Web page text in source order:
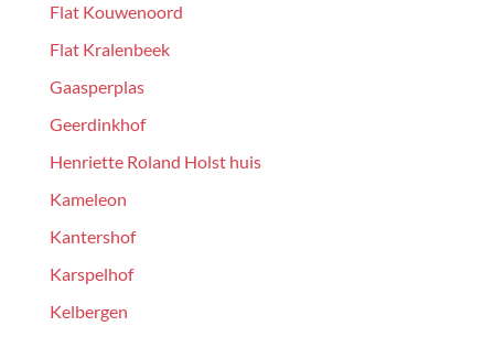
Flat Kouwenoord
Flat Kralenbeek
Gaasperplas
Geerdinkhof
Henriette Roland Holst huis
Kameleon
Kantershof
Karspelhof
Kelbergen